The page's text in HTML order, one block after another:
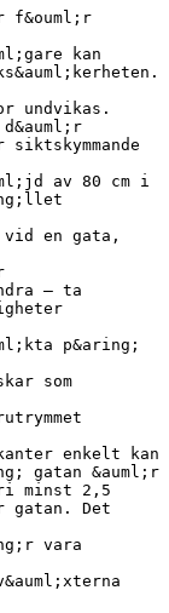
f&ouml;r
kan
undvikas.
av 80 cm i
vid en gata,
– ta
p&aring;
som
enkelt kan
gatan &auml;r
minst 2,5
gatan. Det
vara